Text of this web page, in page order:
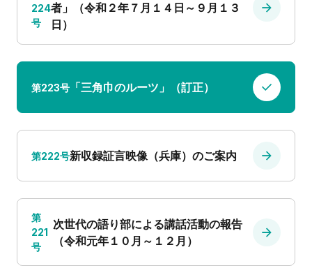
224
号
者」（令和２年７月１４日～９月１３
日）
第223号 「三角巾のルーツ」（訂正）
第222号新収録証言映像（兵庫）のご案内
第
221
号
次世代の語り部による講話活動の報告
（令和元年１０月～１２月）